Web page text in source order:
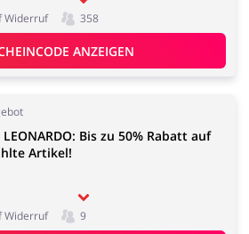
Beauty & Gesundheit
Bürobedarf &
Widerruf 358
ANZEIGEN
LEONARDO: Bis zu 50% Rabatt auf
Artikel!
Widerruf 9